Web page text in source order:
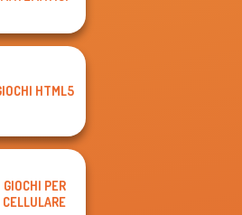
HTML5
GIOCHI PER
CELLULARE